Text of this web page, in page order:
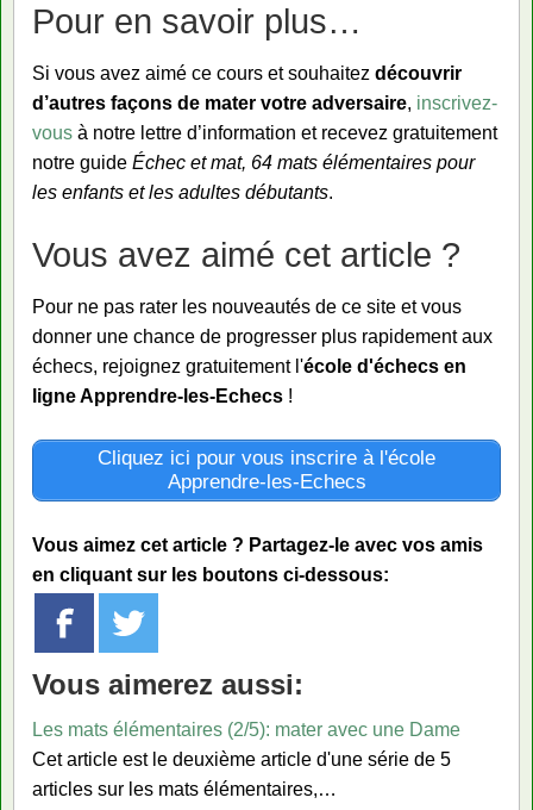
Pour en savoir plus…
Si vous avez aimé ce cours et souhaitez découvrir
d’autres façons de mater votre adversaire, inscrivez-
vous à notre lettre d’information et recevez gratuitement
notre guide Échec et mat, 64 mats élémentaires pour
les enfants et les adultes débutants.
Vous avez aimé cet article ?
Pour ne pas rater les nouveautés de ce site et vous
donner une chance de progresser plus rapidement aux
échecs, rejoignez gratuitement l'école d'échecs en
ligne Apprendre-les-Echecs !
Cliquez ici pour vous inscrire à l'école
Apprendre-les-Echecs
Vous aimez cet article ? Partagez-le avec vos amis
en cliquant sur les boutons ci-dessous:
Vous aimerez aussi:
Les mats élémentaires (2/5): mater avec une Dame
Cet article est le deuxième article d'une série de 5
articles sur les mats élémentaires,…